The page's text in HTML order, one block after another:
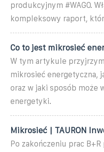
produkcyjnym #WAGO.
kompleksowy raport,
Co to jest mikrosieć
W tym artykule
mikrosieć energetyczna,
oraz w jaki sposób może
energetyki.
Mikrosieć | TAURON
Po zakończeniu prac